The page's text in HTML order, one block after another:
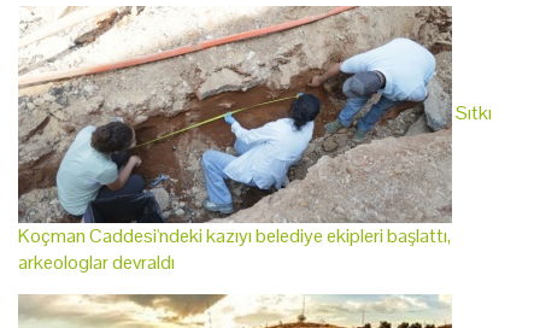
Sıtkı
Koçman Caddesi'ndeki kazıyı belediye ekipleri başlattı,
arkeologlar devraldı